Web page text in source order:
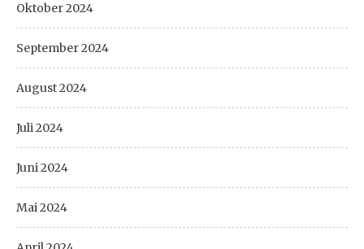
Oktober 2024
September 2024
August 2024
Juli 2024
Juni 2024
Mai 2024